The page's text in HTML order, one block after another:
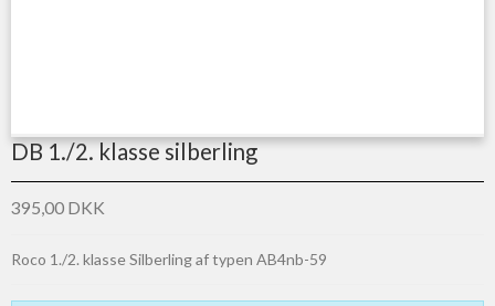
DB 1./2. klasse silberling
395,00 DKK
Roco 1./2. klasse Silberling af typen AB4nb-59